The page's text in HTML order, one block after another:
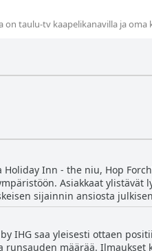
on taulu-tv kaapelikanavilla ja oma
Holiday Inn - the niu, Hop
Asiakkaat ylistävät
sijainnin ansiosta
moottoritielle, mikä tekee hotellista
sijainti tarjoaa
vilkkaiden teiden ja
IHG saa yleisesti ottaen
runsauden määrää.